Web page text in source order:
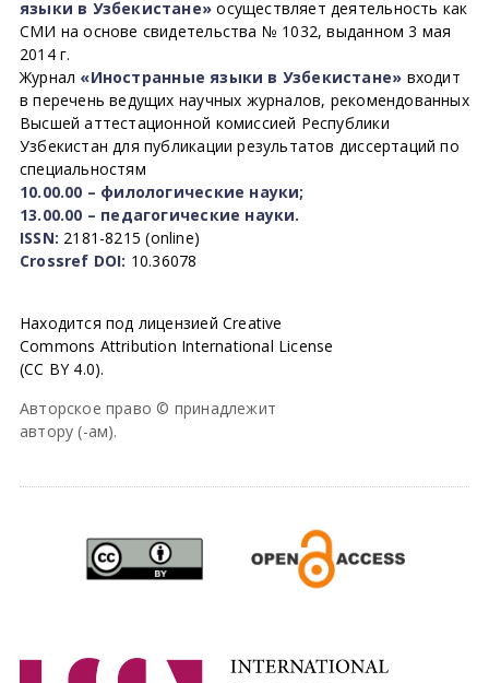
языки в Узбекистане» осуществляет деятельность как
СМИ на основе свидетельства № 1032, выданном 3 мая
2014 г.
Журнал «Иностранные языки в Узбекистане» входит
в перечень ведущих научных журналов, рекомендованных
Высшей аттестационной комиссией Республики
Узбекистан для публикации результатов диссертаций по
специальностям
10.00.00 – филологические науки;
13.00.00 – педагогические науки.
ISSN: 2181-8215 (online)
Crossref DOI: 10.36078
Находится под лицензией Creative
Commons Attribution International License
(CC BY 4.0).
Авторское право © принадлежит
автору (-ам).